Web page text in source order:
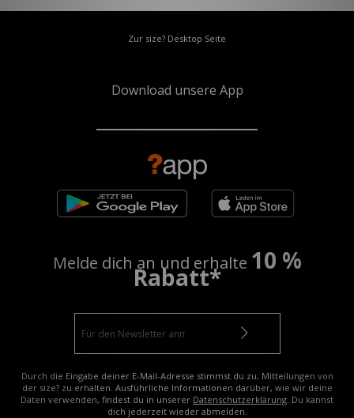
Zur size? Desktop Seite
Download unsere App
Melde dich an und erhalte 10 %
Rabatt*
Durch die Eingabe deiner E-Mail-Adresse stimmst du zu, Mitteilungen von
der size? zu erhalten. Ausführliche Informationen darüber, wie wir deine
Daten verwenden, findest du in unserer Datenschutzerklärung. Du kannst
dich jederzeit wieder abmelden.